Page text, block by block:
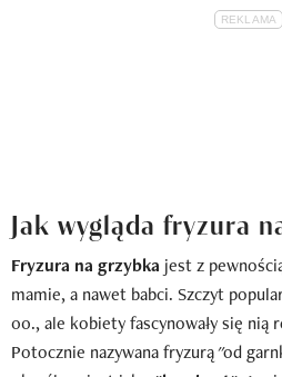
Jak wygląda fryzura
Fryzura na grzybka jest z
mamie, a nawet babci. Szczyt
00., ale kobiety fascynowały się nią
Potocznie nazywana fryzurą "od